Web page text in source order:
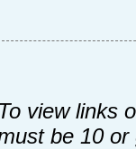
To view links
be 10 or